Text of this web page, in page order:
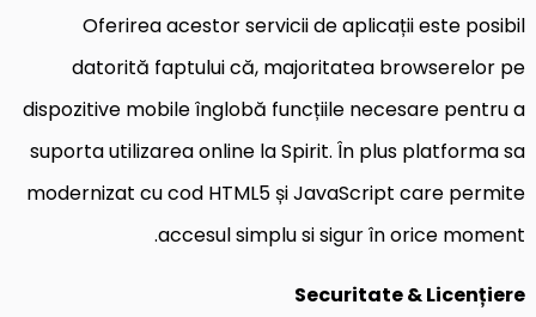
Oferirea acestor servicii de aplicații este posibil
datorită faptului că, majoritatea browserelor pe
dispozitive mobile înglobă funcțiile necesare pentru a
suporta utilizarea online la Spirit. În plus platforma sa
modernizat cu cod HTML5 și JavaScript care permite
accesul simplu si sigur în orice moment.
Securitate & Licențiere